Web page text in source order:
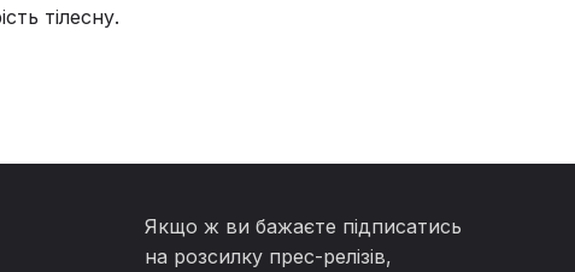
тілесну.
Якщо ж ви бажаєте підписатись
на розсилку прес-релізів,